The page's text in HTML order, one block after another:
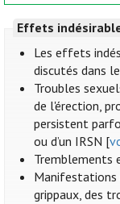
Effets
Les effets
discutés dans
Troubles
de l'érection,
persistent
ou d’un IRSN [
Tremblements
Manifestations
grippaux, des